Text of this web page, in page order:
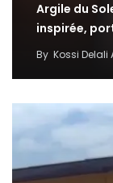
Argile du
inspirée,
By Kossi Delali